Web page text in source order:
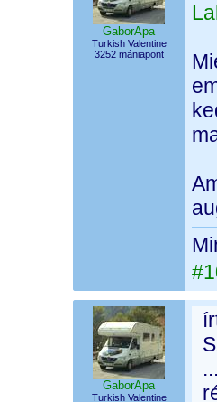
GaborApa
Turkish Valentine
3252 mániapont
GaborApa
Turkish Valentine